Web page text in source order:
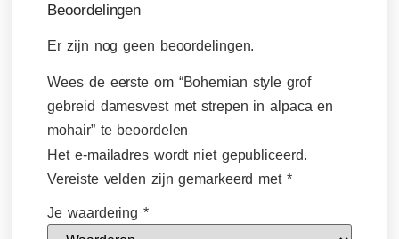
Beoordelingen
Er zijn nog geen beoordelingen.
Wees de eerste om “Bohemian style grof
gebreid damesvest met strepen in alpaca en
mohair” te beoordelen
Het e-mailadres wordt niet gepubliceerd.
Vereiste velden zijn gemarkeerd met *
Je waardering*